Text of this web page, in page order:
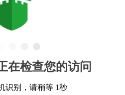
在检查您的访问
识别，请稍等 1秒